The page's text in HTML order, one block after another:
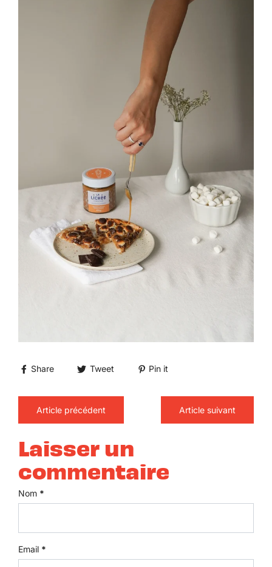
Share Tweet Pin it
Article précédent Article suivant
Laisser un
commentaire
Nom *
Email *